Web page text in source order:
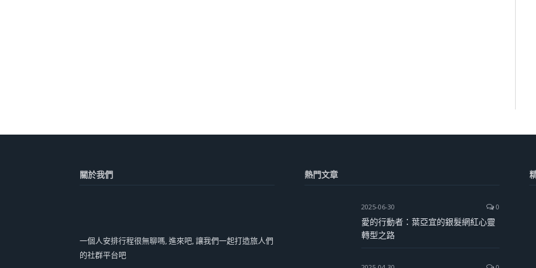
關於我們
一個人安排行程很無聊嗎, 進來吧, 讓我們一起打造旅人們
的社群平台吧
熱門文章
2025-06-30 0
愛的行動者：葉亞宜的銀髮網紅心靈
轉型之路